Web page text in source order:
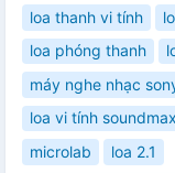
loa thanh vi tính
loa phóng thanh
máy nghe nhạc
loa vi tính soundmax
microlab
loa 2.1